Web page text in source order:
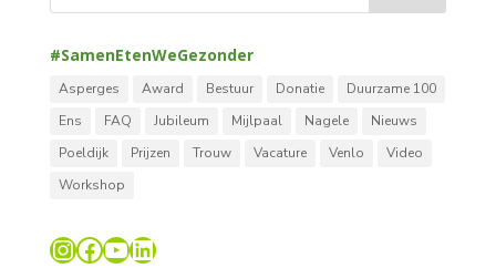
#SamenEtenWeGezonder
Asperges Award Bestuur Donatie
Duurzame 100
Ens
FAQ Jubileum Mijlpaal Nagele
Nieuws
Poeldijk
Prijzen Trouw Vacature Venlo
Video
Workshop
Instagram
Facebook
YouTube
LinkedIn